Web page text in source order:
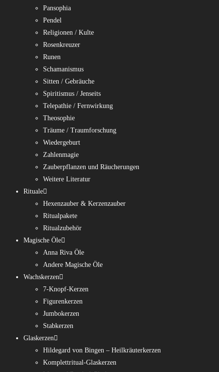
Pansophia
Pendel
Religionen / Kulte
Rosenkreuzer
Runen
Schamanismus
Sitten / Gebräuche
Spiritismus / Jenseits
Telepathie / Fernwirkung
Theosophie
Träume / Traumforschung
Wiedergeburt
Zahlenmagie
Zauberpflanzen und Räucherungen
Weitere Literatur
Rituale
Hexenzauber & Kerzenzauber
Ritualpakete
Ritualzubehör
Magische Öle
Anna Riva Öle
Andere Magische Öle
Wachskerzen
7-Knopf-Kerzen
Figurenkerzen
Jumbokerzen
Stabkerzen
Glaskerzen
Hildegard von Bingen – Heilkräuterkerzen
Komplettritual-Glaskerzen